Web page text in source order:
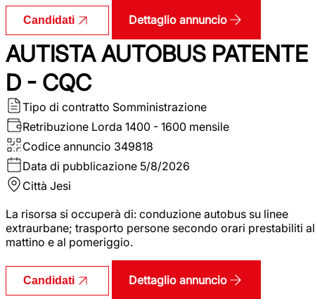
Candidati Dettaglio annuncio
AUTISTA AUTOBUS PATENTE
D - CQC
Tipo di contratto Somministrazione
Retribuzione Lorda 1400 - 1600 mensile
Codice annuncio 349818
Data di pubblicazione 5/8/2026
Città Jesi
La risorsa si occuperà di: conduzione autobus su linee
extraurbane; trasporto persone secondo orari prestabiliti al
mattino e al pomeriggio.
Candidati Dettaglio annuncio